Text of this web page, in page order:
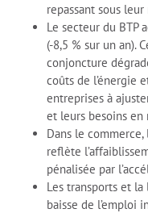
repassant sous
Le secteur du BTP
(-8,5 % sur un an).
conjoncture
coûts de l’énergie
entreprises à
et leurs besoins en
Dans le
reflète
pénalisée par
Les transports et
baisse de l’emploi